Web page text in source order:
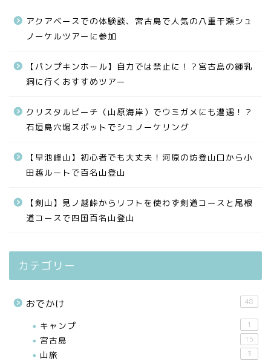
アクアベースでの体験談、宮古島で人気の八重干瀬シュ
ノーケルツアーに参加
【パンプキンホール】自力では禁止に！？宮古島の鍾乳
洞に行くおすすめツアー
クリスタルビーチ（山原海岸）でウミガメにも遭遇！？
石垣島穴場スポットでシュノーケリング
【早池峰山】初心者でも大丈夫！河原の坊登山口から小
田越ルートで百名山登山
【剣山】見ノ越峠からリフトを使わず剣道コースと尾根
道コースで四国百名山登山
カテゴリー
おでかけ 48
キャンプ 1
宮古島 15
山旅 3